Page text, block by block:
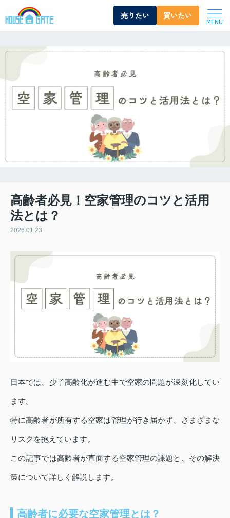
売りたい 買いたい
MENU
高齢者必見！空家管理のコツと活用
法とは？
2026.01.23
日本では、少子高齢化が進む中で空家の問題が深刻化してい
ます。
特に高齢者が所有する空家は管理が行き届かず、さまざまな
リスクを抱えています。
この記事では高齢者が直面する空家管理の課題と、その解決
策について詳しく解説します。
高齢者に必要な空家管理とは？